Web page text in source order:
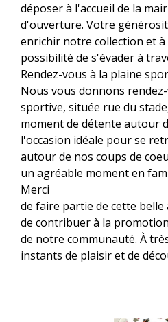
déposer à l'accueil de la
d'ouverture. Votre
enrichir notre collection et
possibilité de s'évader à
Rendez-vous à la plaine
Nous vous donnons
sportive, située rue du
moment de détente autour
l'occasion idéale pour se
autour de nos coups de
un agréable moment en
Merci
de faire partie de cette
de contribuer à la
de notre communauté. À
instants de plaisir et de